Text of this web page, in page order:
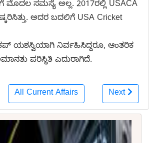
ಸಮಸ್ಯೆ ಅಲ್ಲ. 2017ರಲ್ಲಿ USACA
ಅದರ ಬದಲಿಗೆ USA Cricket
ಯಶಸ್ವಿಯಾಗಿ ನಿರ್ವಹಿಸಿದ್ದರೂ, ಆಂತರಿಕ
ಪರಿಸ್ಥಿತಿ ಎದುರಾಗಿದೆ.
All Current Affairs Next